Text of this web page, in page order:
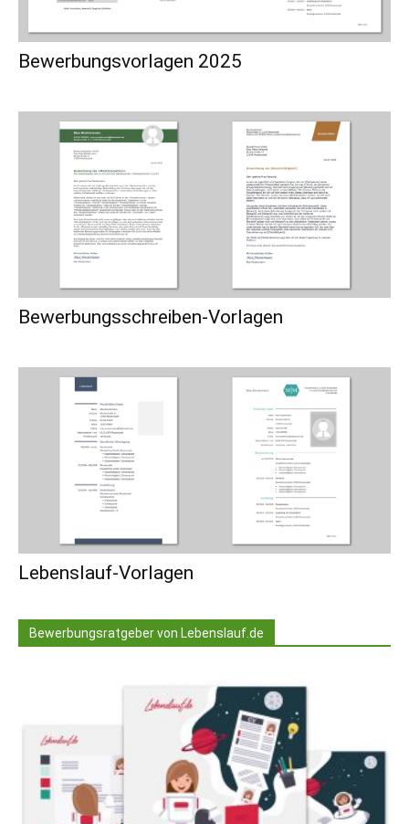
Bewerbungsvorlagen 2025
Bewerbungsschreiben-Vorlagen
Lebenslauf-Vorlagen
Bewerbungsratgeber von Lebenslauf.de